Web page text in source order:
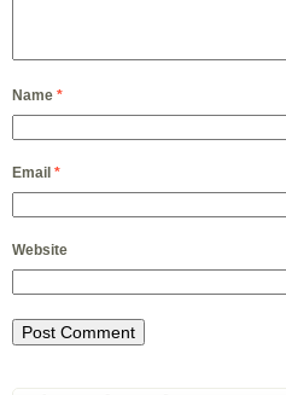
Name *
Email *
Website